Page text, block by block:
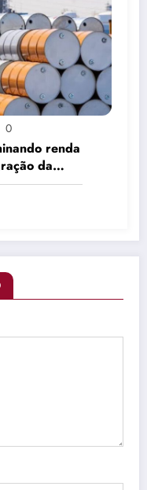
0
renda
da